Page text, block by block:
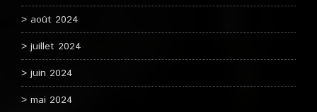
août 2024
juillet 2024
juin 2024
mai 2024